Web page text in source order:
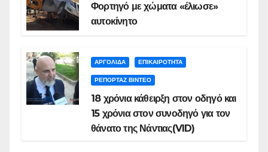
Φορτηγό με χώματα «έλιωσε»
αυτοκίνητο
ΑΡΓΟΛΙΔΑ ΕΠΙΚΑΙΡΟΤΗΤΑ
ΡΕΠΟΡΤΑΖ ΒΙΝΤΕΟ
18 χρόνια κάθειρξη στον οδηγό και
15 χρόνια στον συνοδηγό για τον
θάνατο της Νάντιας(VID)